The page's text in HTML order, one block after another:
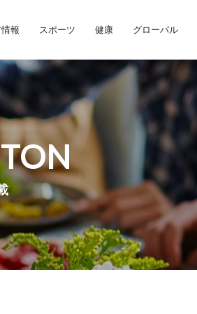
報 スポーツ 健康 グローバル